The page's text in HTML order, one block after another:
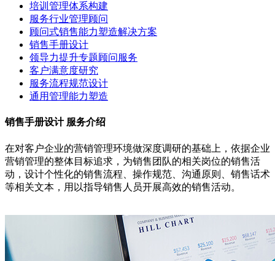
培训管理体系构建
服务行业管理顾问
顾问式销售能力塑造解决方案
销售手册设计
领导力提升专题顾问服务
客户满意度研究
服务流程规范设计
通用管理能力塑造
销售手册设计 服务介绍
在对客户企业的营销管理环境做深度调研的基础上，依据企业
营销管理的整体目标追求，为销售团队的相关岗位的销售活
动，设计个性化的销售流程、操作规范、沟通原则、销售话术
等相关文本，用以指导销售人员开展高效的销售活动。